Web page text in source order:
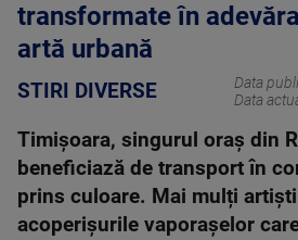
transformate în
artă urbană
STIRI DIVERSE Data
Data
Timișoara, singurul oraș din
beneficiază de transport în
prins culoare. Mai mulți
acoperișurile vaporașelor